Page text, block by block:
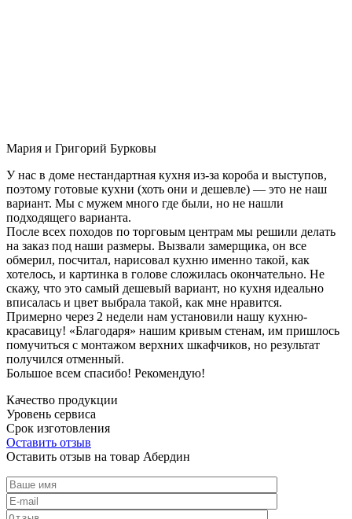
Мария и Григорий Бурковы
У нас в доме нестандартная кухня из-за короба и выступов,
поэтому готовые кухни (хоть они и дешевле) — это не наш
вариант. Мы с мужем много где были, но не нашли
подходящего варианта.
После всех походов по торговым центрам мы решили делать
на заказ под наши размеры. Вызвали замерщика, он все
обмерил, посчитал, нарисовал кухню именно такой, как
хотелось, и картинка в голове сложилась окончательно. Не
скажу, что это самый дешевый вариант, но кухня идеально
вписалась и цвет выбрала такой, как мне нравится.
Примерно через 2 недели нам установили нашу кухню-
красавицу! «Благодаря» нашим кривым стенам, им пришлось
помучиться с монтажом верхних шкафчиков, но результат
получился отменный.
Большое всем спасибо! Рекомендую!
Качество продукции
Уровень сервиса
Срок изготовления
Оставить отзыв
Оставить отзыв на товар Абердин